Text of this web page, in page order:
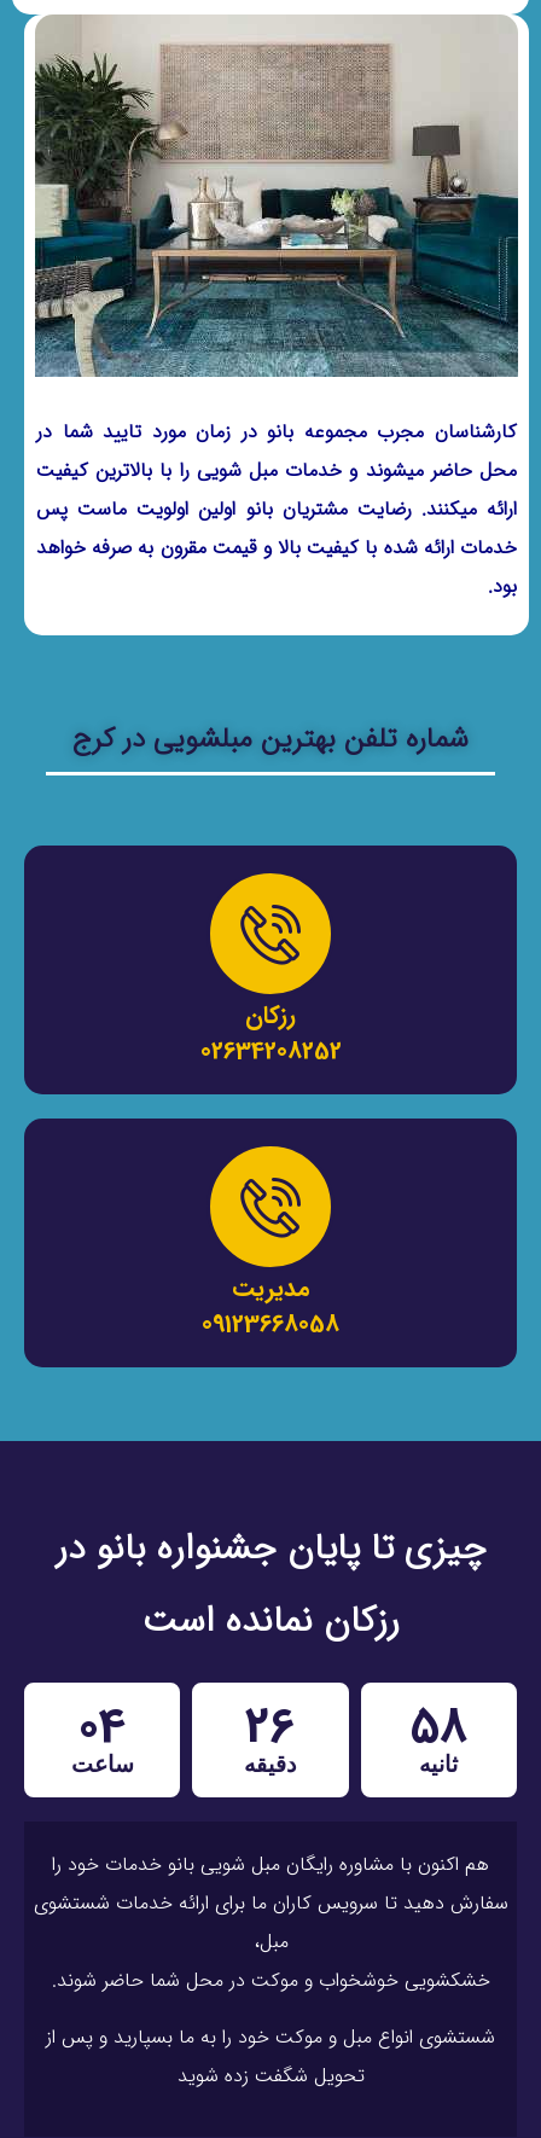
کارشناسان مجرب مجموعه بانو در زمان مورد تایید شما در
محل حاضر میشوند و خدمات مبل شویی را با بالاترین کیفیت
ارائه میکنند. رضایت مشتریان بانو اولین اولویت ماست پس
خدمات ارائه شده با کیفیت بالا و قیمت مقرون به صرفه خواهد
بود.
شماره تلفن بهترین مبلشویی در کرج
رزکان
02634208252
مدیریت
09123668058
چیزی تا پایان جشنواره بانو در
رزکان نمانده است
04
ساعت 26
دقیقه 57
ثانیه
هم اکنون با مشاوره رایگان مبل شویی بانو خدمات خود را
سفارش دهید تا سرویس کاران ما برای ارائه خدمات شستشوی
مبل،
خشکشویی خوشخواب و موکت در محل شما حاضر شوند.
شستشوی انواع مبل و موکت خود را به ما بسپارید و پس از
تحویل شگفت زده شوید